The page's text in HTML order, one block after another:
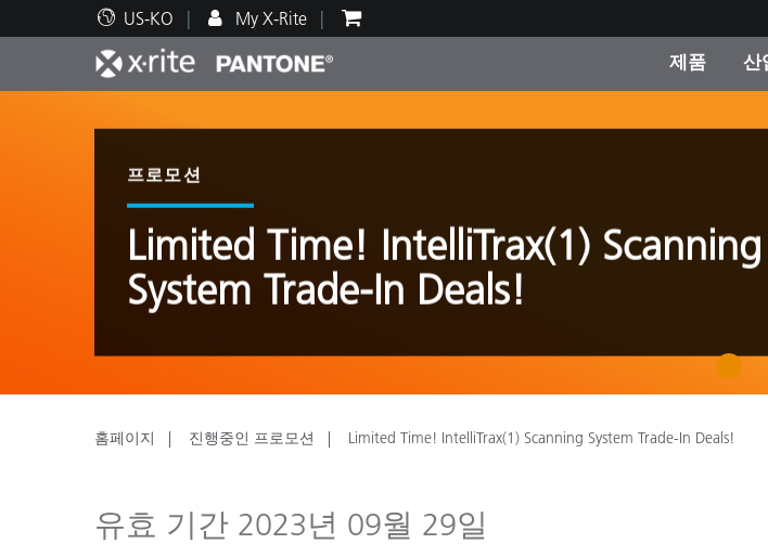
US-KO My X-Rite
제품
주요 제품 제품 카테고리
산
인쇄 및 패키징 페인트 및 코팅
기술 지원 서비스 및 유지보수
교육 리소스 교육
Brand Experience Center
프로모션
Limited Time! IntelliTrax(1) Scanning
System Trade-In Deals!
1
홈페이지 진행중인 프로모션 Limited Time! IntelliTrax(1) Scanning System Trade-In Deals!
유효 기간 2023년 09월 29일